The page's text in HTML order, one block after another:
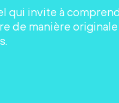
qui invite à
de manière